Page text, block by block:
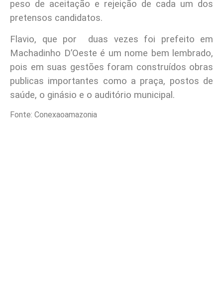
peso de aceitação e rejeição de cada um dos
pretensos candidatos.
Flavio, que por duas vezes foi prefeito em
Machadinho D’Oeste é um nome bem lembrado,
pois em suas gestões foram construídos obras
publicas importantes como a praça, postos de
saúde, o ginásio e o auditório municipal.
Fonte: Conexaoamazonia